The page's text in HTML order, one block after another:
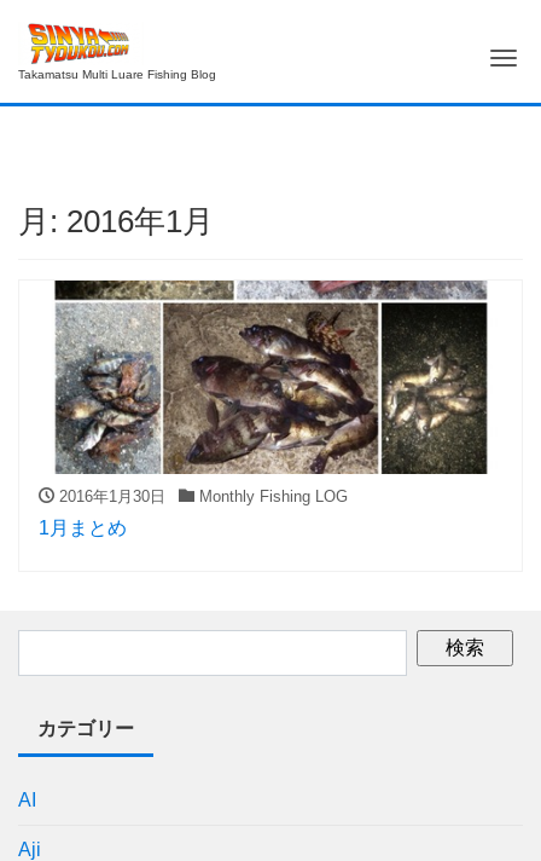
Takamatsu Multi Luare Fishing Blog
月: 2016年1月
2016年1月30日 Monthly Fishing LOG
1月まとめ
カテゴリー
AI
Aji